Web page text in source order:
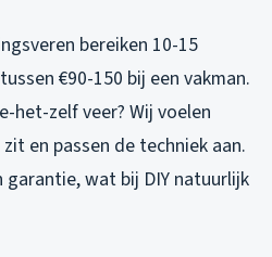
bereiken 10-15
€90-150 bij een vakman.
het-zelf veer? Wij voelen
en passen de techniek aan.
garantie, wat bij DIY natuurlijk